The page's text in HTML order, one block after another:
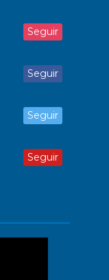
Seguir
Seguir
Seguir
Seguir